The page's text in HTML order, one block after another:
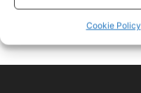
Cookie Policy
RETETE